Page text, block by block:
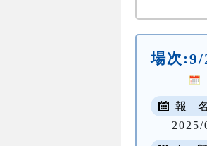
場次:9/
報